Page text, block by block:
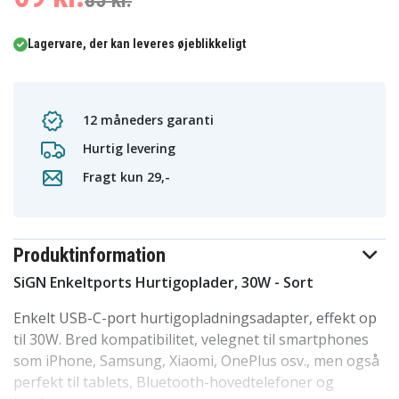
Lagervare, der kan leveres øjeblikkeligt
12 måneders garanti
Hurtig levering
Fragt kun 29,-
Produktinformation
SiGN Enkeltports Hurtigoplader, 30W - Sort
Enkelt USB-C-port hurtigopladningsadapter, effekt op
til 30W. Bred kompatibilitet, velegnet til smartphones
som iPhone, Samsung, Xiaomi, OnePlus osv., men også
perfekt til tablets, Bluetooth-hovedtelefoner og